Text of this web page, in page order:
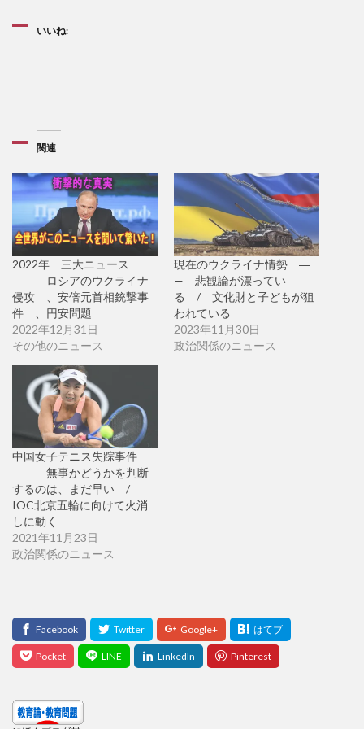
いいね:
関連
2022年 三大ニュース
―― ロシアのウクライナ
侵攻 、安倍元首相銃撃事
件 、円安問題
2022年12月31日
その他のニュース
現在のウクライナ情勢 ―
— 悲観論が漂ってい
る / 文化財と子どもが狙
われている
2023年11月30日
政治関係のニュース
中国女子テニス失踪事件
―― 無事かどうかを判断
するのは、まだ早い /
IOC北京五輪に向けて火消
しに動く
2021年11月23日
政治関係のニュース